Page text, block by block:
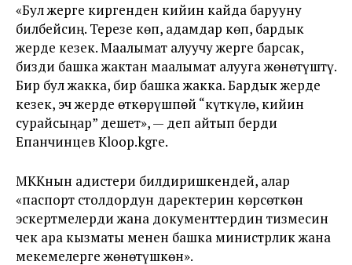
«Бул жерге киргенден кийин кайда барууну
билбейсиң. Терезе көп, адамдар көп, бардык
жерде кезек. Маалымат алуучу жерге барсак,
бизди башка жактан маалымат алууга жөнөтүштү.
Бир бул жакка, бир башка жакка. Бардык жерде
кезек, эч жерде өткөрүшпөй “күткүлө, кийин
сурайсыңар” дешет», — деп айтып берди
Епанчинцев Kloop.kgге.
МККнын адистери билдиришкендей, алар
«паспорт столдордун даректерин көрсөткөн
эскертмелерди жана документтердин тизмесин
чек ара кызматы менен башка министрлик жана
мекемелерге жөнөтүшкөн».